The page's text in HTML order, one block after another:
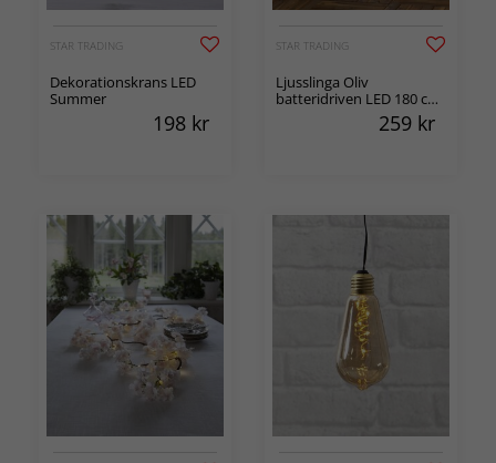
STAR TRADING
Dekorationskrans LED
Summer
198 kr
STAR TRADING
Ljusslinga Oliv
batteridriven LED 180 cm
inom/utomhusbruk
259 kr